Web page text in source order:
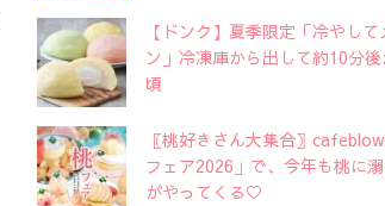
【ドンク】夏季限定「冷やして
ン」冷凍庫から出して約10分
頃
〖桃好きさん大集合〗
フェア2026」で、今年も桃に
がやってくる♡